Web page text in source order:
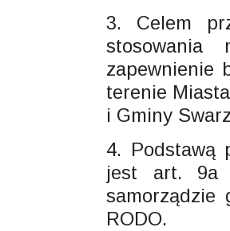
3. Celem
stosowania
zapewnienie
terenie Miasta
i Gminy
4. Podstawą
jest art. 9a
RODO.